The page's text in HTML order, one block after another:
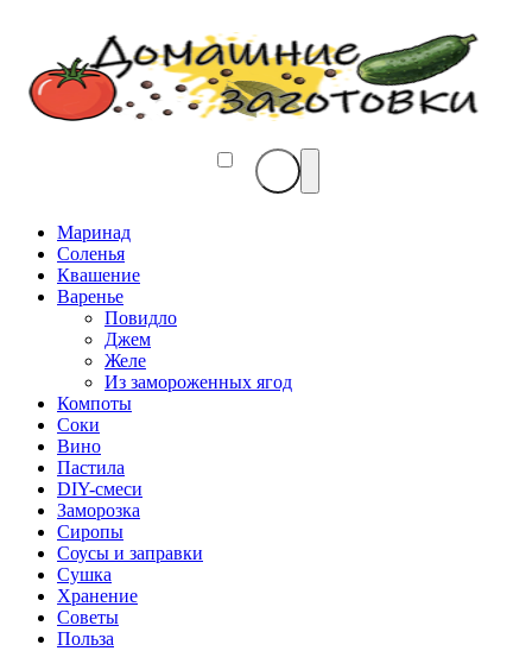
Маринад
Соленья
Квашение
Варенье
Повидло
Джем
Желе
Из замороженных ягод
Компоты
Соки
Вино
Пастила
DIY-смеси
Заморозка
Сиропы
Соусы и заправки
Сушка
Хранение
Советы
Польза